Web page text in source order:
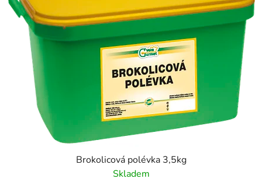
Brokolicová polévka 3,5kg
Skladem